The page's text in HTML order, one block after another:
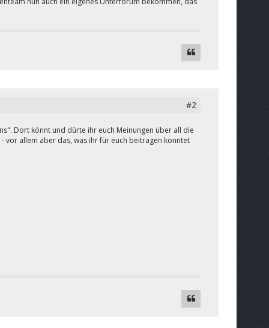
#2
". Dort könnt und dürte ihr euch Meinungen über all die
vor allem aber das, was ihr für euch beitragen konntet